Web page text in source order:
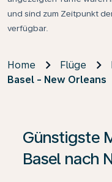
und sind zum Zeitpunkt
verfügbar.
Home Flüge
Basel - New Orleans
Günstigste
Basel nach
Wenn keine